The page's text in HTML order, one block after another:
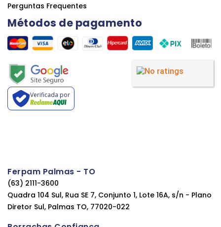
Perguntas Frequentes
Métodos de pagamento
Verificada por
Ferpam Palmas - TO
(63) 2111-3600
Quadra 104 Sul, Rua SE 7, Conjunto 1, Lote 16A, s/n - Plano
Diretor Sul, Palmas TO, 77020-022